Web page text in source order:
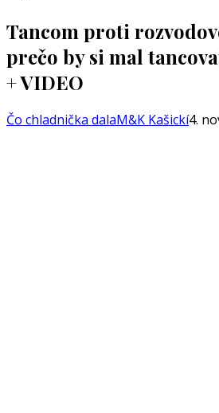
Tancom proti
prečo by si mal
+ VIDEO
Čo chladnička dalaM&K Kašickí4.